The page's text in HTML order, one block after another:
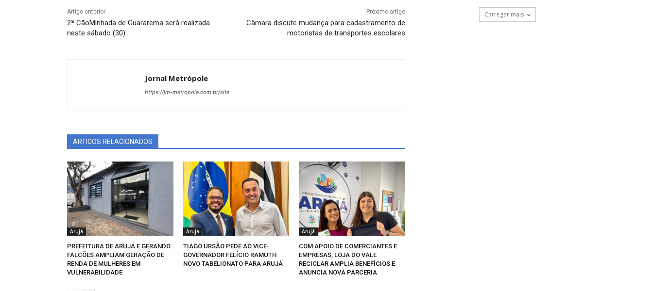
Artigo anterior
2ª CãoMinhada de Guararema será realizada
neste sábado (30)
Próximo artigo
Câmara discute mudança para cadastramento de
motoristas de transportes escolares
Jornal Metrópole
https://jm-metropole.com.br/site
ARTIGOS RELACIONADOS
Arujá
PREFEITURA DE ARUJÁ E GERANDO
FALCÕES AMPLIAM GERAÇÃO DE
RENDA DE MULHERES EM
VULNERABILIDADE
Arujá
TIAGO URSÃO PEDE AO VICE-
GOVERNADOR FELÍCIO RAMUTH
NOVO TABELIONATO PARA ARUJÁ
Arujá
COM APOIO DE COMERCIANTES E
EMPRESAS, LOJA DO VALE
RECICLAR AMPLIA BENEFÍCIOS E
ANUNCIA NOVA PARCERIA
Carregar mais